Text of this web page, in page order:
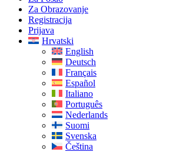
Za Obrazovanje
Registracija
Prijava
Hrvatski
English
Deutsch
Français
Español
Italiano
Português
Nederlands
Suomi
Svenska
Čeština